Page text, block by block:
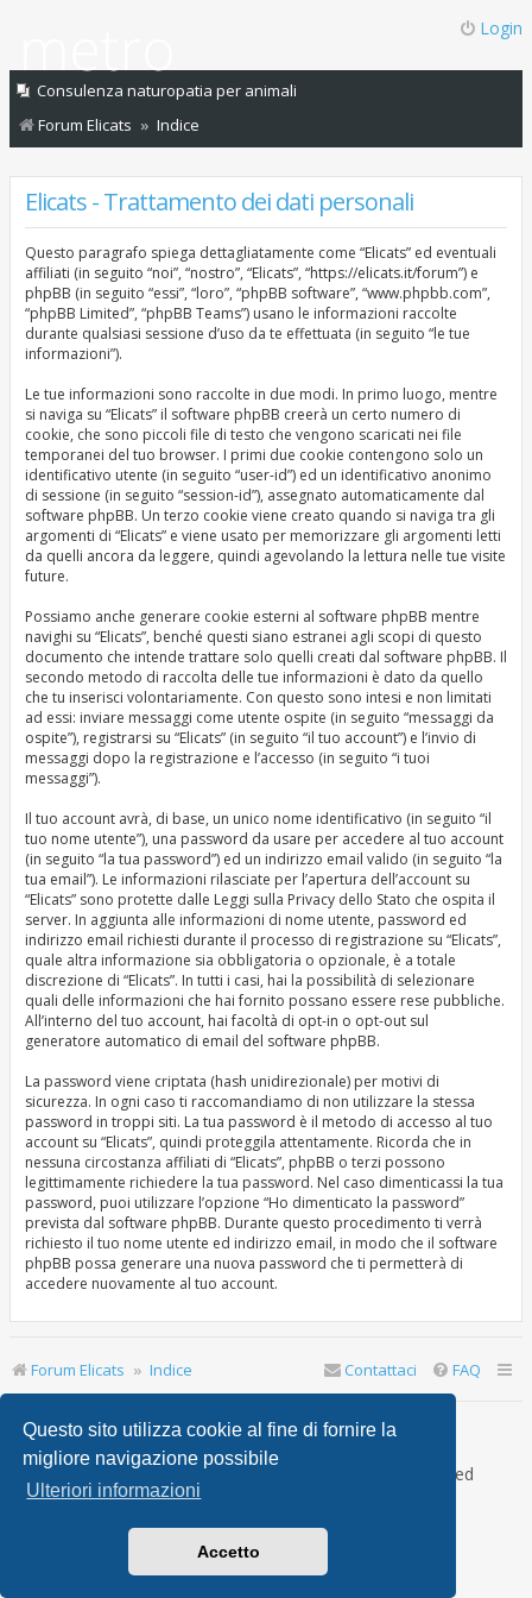
Questo sito utilizza cookie al fine di fornire la
migliore navigazione possibile
Ulteriori informazioni
Accetto
Login
Consulenza naturopatia per animali
Forum Elicats
Indice
Elicats - Trattamento dei dati personali
Questo paragrafo spiega dettagliatamente come “Elicats” ed eventuali
affiliati (in seguito “noi”, “nostro”, “Elicats”, “https://elicats.it/forum”) e
phpBB (in seguito “essi”, “loro”, “phpBB software”, “www.phpbb.com”,
“phpBB Limited”, “phpBB Teams”) usano le informazioni raccolte
durante qualsiasi sessione d’uso da te effettuata (in seguito “le tue
informazioni”).
Le tue informazioni sono raccolte in due modi. In primo luogo, mentre
si naviga su “Elicats” il software phpBB creerà un certo numero di
cookie, che sono piccoli file di testo che vengono scaricati nei file
temporanei del tuo browser. I primi due cookie contengono solo un
identificativo utente (in seguito “user-id”) ed un identificativo anonimo
di sessione (in seguito “session-id”), assegnato automaticamente dal
software phpBB. Un terzo cookie viene creato quando si naviga tra gli
argomenti di “Elicats” e viene usato per memorizzare gli argomenti letti
da quelli ancora da leggere, quindi agevolando la lettura nelle tue visite
future.
Possiamo anche generare cookie esterni al software phpBB mentre
navighi su “Elicats”, benché questi siano estranei agli scopi di questo
documento che intende trattare solo quelli creati dal software phpBB. Il
secondo metodo di raccolta delle tue informazioni è dato da quello
che tu inserisci volontariamente. Con questo sono intesi e non limitati
ad essi: inviare messaggi come utente ospite (in seguito “messaggi da
ospite”), registrarsi su “Elicats” (in seguito “il tuo account”) e l’invio di
messaggi dopo la registrazione e l’accesso (in seguito “i tuoi
messaggi”).
Il tuo account avrà, di base, un unico nome identificativo (in seguito “il
tuo nome utente”), una password da usare per accedere al tuo account
(in seguito “la tua password”) ed un indirizzo email valido (in seguito “la
tua email”). Le informazioni rilasciate per l’apertura dell’account su
“Elicats” sono protette dalle Leggi sulla Privacy dello Stato che ospita il
server. In aggiunta alle informazioni di nome utente, password ed
indirizzo email richiesti durante il processo di registrazione su “Elicats”,
quale altra informazione sia obbligatoria o opzionale, è a totale
discrezione di “Elicats”. In tutti i casi, hai la possibilità di selezionare
quali delle informazioni che hai fornito possano essere rese pubbliche.
All’interno del tuo account, hai facoltà di opt-in o opt-out sul
generatore automatico di email del software phpBB.
La password viene criptata (hash unidirezionale) per motivi di
sicurezza. In ogni caso ti raccomandiamo di non utilizzare la stessa
password in troppi siti. La tua password è il metodo di accesso al tuo
account su “Elicats”, quindi proteggila attentamente. Ricorda che in
nessuna circostanza affiliati di “Elicats”, phpBB o terzi possono
legittimamente richiedere la tua password. Nel caso dimenticassi la tua
password, puoi utilizzare l’opzione “Ho dimenticato la password”
prevista dal software phpBB. Durante questo procedimento ti verrà
richiesto il tuo nome utente ed indirizzo email, in modo che il software
phpBB possa generare una nuova password che ti permetterà di
accedere nuovamente al tuo account.
Forum Elicats Indice FAQ
Contattaci
Ultimo accesso: | Oggi è 9 ago 2026, 1:10
Creato daphpBB
® Forum Software © phpBB Limited
Traduzione Italiana
phpBB SiteMaker
phpBB Metro Theme byPixelGoose Studio